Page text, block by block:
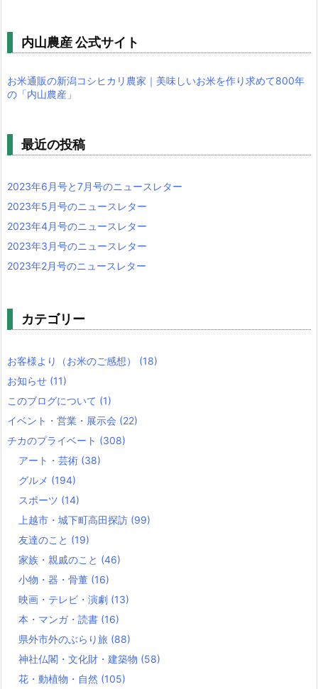
内山農産 公式サイト
お米通販の新潟コシヒカリ農家｜美味しいお米を作り求めて800年
の「内山農産」
最近の投稿
2023年6月号と7月号のニュースレター
2023年5月号のニュースレター
2023年4月号のニュースレター
2023年3月号のニュースレター
2023年2月号のニュースレター
カテゴリー
お客様より（お米のご感想） (18)
お知らせ (11)
このブログについて (1)
イベント・営業・展示会 (22)
チカのプライベート (308)
アート・芸術 (38)
グルメ (194)
スポーツ (14)
上越市・城下町高田探訪 (99)
友達のこと (19)
家族・親戚のこと (46)
小物・器・骨董 (16)
映画・テレビ・演劇 (13)
本・マンガ・読書 (16)
県外市外のぶらり旅 (88)
神社仏閣・文化財・建築物 (58)
花・動植物・自然 (105)